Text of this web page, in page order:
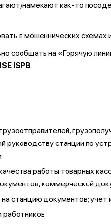
намекают как-то
в мошеннических схемах
сообщать на «Горячую
ISPB.
руководству станции по
работы товарных
коммерческой
станцию документов;
работников